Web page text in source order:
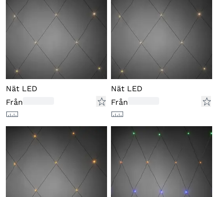
Nät LED
Från
Nät LED
Från